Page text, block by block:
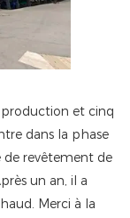
et cinq
dans la phase
de revêtement de
un an, il a
Merci à la